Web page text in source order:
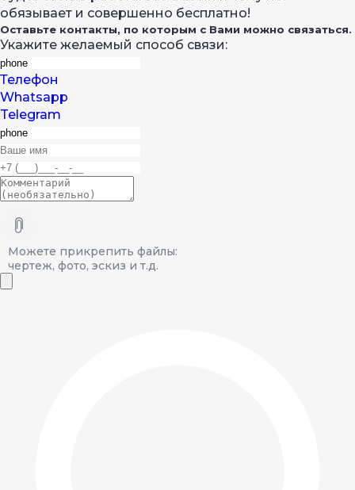
обязывает и совершенно бесплатно!
Оставьте контакты, по которым с Вами можно связаться.
Укажите желаемый способ связи:
Телефон
Whatsapp
Telegram
Можете прикрепить файлы:
чертеж, фото, эскиз и т.д.